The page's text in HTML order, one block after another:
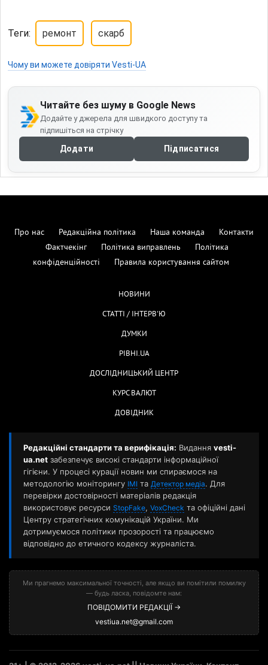
Теги: ремонт скарб
Чому ви можете довіряти Vesti-UA
Читайте без шуму в Google News
Додайте у джерела для швидкого доступу та
підпишіться на стрічку
Додати Підписатися
Про нас Редакційна політика Наша команда
Контакти
Фактчекінг
Політика виправлень
Політика
конфіденційності
Правила користування сайтом
НОВИНИ
СТАТТІ / ІНТЕРВ'Ю
ДУМКИ
РІВНІ.UA
ДОСЛІДНИЦЬКИЙ ЦЕНТР
КУРС ВАЛЮТ
ДОВІДНИК
Редакційні стандарти та верифікація: Видання vesti-
ua.net забезпечує високі стандарти інформаційної
гігієни. У процесі курації новин ми спираємося на
методологію моніторингу ІМІ та Детектор медіа. Для
перевірки достовірності матеріалів редакція
використовує ресурси StopFake, VoxCheck та офіційні дані
Центру стратегічних комунікацій України. Ми
дотримуємося політики прозорості та працюємо
відповідно до етичного кодексу журналіста.
Ми прагнемо максимальної точності, але якщо ви помітили помилку
— будь ласка, повідомте нам:
ПОВІДОМИТИ РЕДАКЦІЇ →
vestiua.net@gmail.com